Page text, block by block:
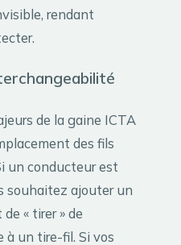
rendant
de la gaine ICTA
des fils
un conducteur est
souhaitez ajouter un
« tirer » de
à un tire-fil. Si vos